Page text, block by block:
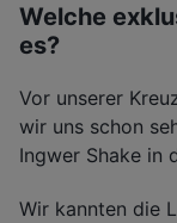
Welche
es?
Vor unserer
wir uns schon
Ingwer Shake in
Wir kannten die